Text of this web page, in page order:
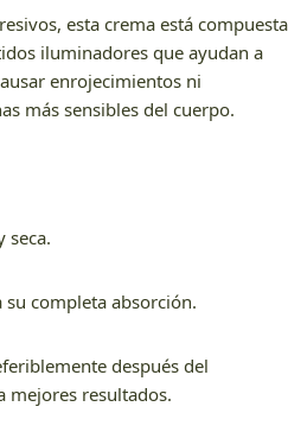
esta crema está compuesta
iluminadores que ayudan a
enrojecimientos ni
más sensibles del cuerpo.
seca.
su completa absorción.
después del
mejores resultados.